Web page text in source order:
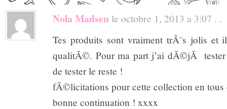
Nola Madsen le octobre 1, 2013 a 3:07 . .
Tes produits sont vraiment trÃ¨s jolis et
qualitÃ©. Pour ma part j’ai dÃ©jÃ
de tester le reste !
fÃ©licitations pour cette collection en tous
bonne continuation ! xxxx